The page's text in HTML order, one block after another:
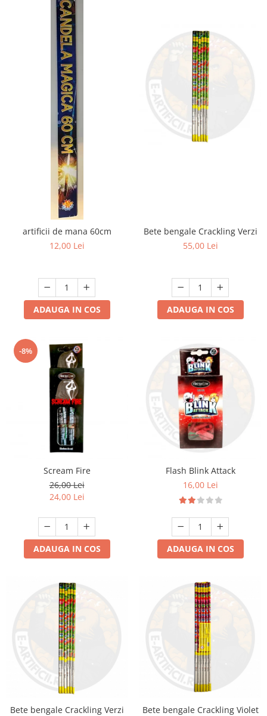
artificii de mana 60cm
12,00 Lei
ADAUGA IN COS
Bete bengale Crackling Verzi
55,00 Lei
ADAUGA IN COS
-8%
Scream Fire
26,00 Lei
24,00 Lei
ADAUGA IN COS
Flash Blink Attack
16,00 Lei
ADAUGA IN COS
Bete bengale Crackling Verzi
Bete bengale Crackling Violet